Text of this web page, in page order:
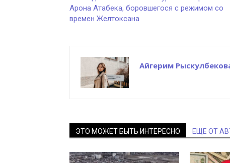
Арона Атабека, боровшегося с режимом со
времен Желтоксана
Айгерим
ЭТО МОЖЕТ БЫТЬ ИНТЕРЕСНО ЕЩЕ ОТ